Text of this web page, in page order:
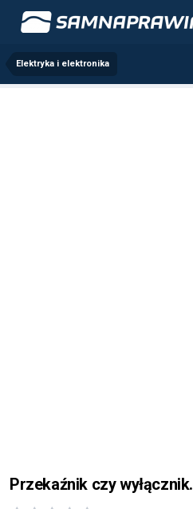
Elektryka i elektronika
Przekaźnik czy wyłącznik.